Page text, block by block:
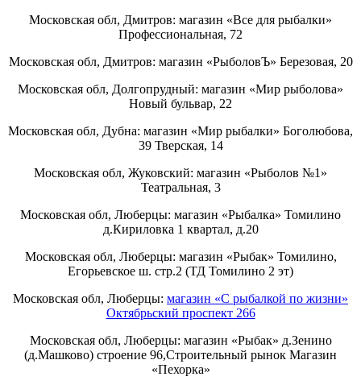
Московская обл, Дмитров: магазин «Все для рыбалки»
Профессиональная, 72
Московская обл, Дмитров: магазин «РыболовЪ» Березовая, 20
Московская обл, Долгопрудный: магазин «Мир рыболова»
Новый бульвар, 22
Московская обл, Дубна: магазин «Мир рыбалки» Боголюбова,
39 Тверская, 14
Московская обл, Жуковский: магазин «Рыболов №1»
Театральная, 3
Московская обл, Люберцы: магазин «Рыбалка» Томилино
д.Кириловка 1 квартал, д.20
Московская обл, Люберцы: магазин «Рыбак» Томилино,
Егорьевское ш. стр.2 (ТД Томилино 2 эт)
Московская обл, Люберцы: магазин «С рыбалкой по жизни»
Октябрьский проспект 266
Московская обл, Люберцы: магазин «Рыбак» д.Зенино
(д.Машково) строение 96,Строительный рынок Магазин
«Пехорка»